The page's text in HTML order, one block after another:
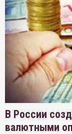
В России
валютными